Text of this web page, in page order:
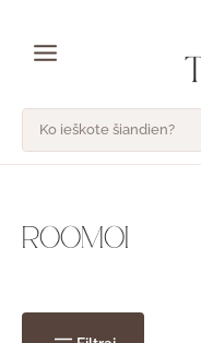
turinio
ROOMOI